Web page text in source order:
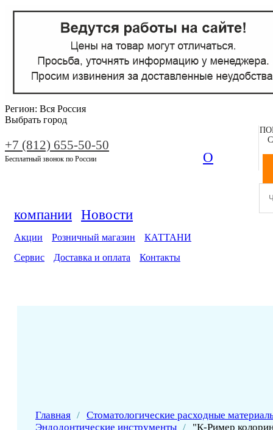
Регион: Вся Россия
Выбрать город
+7 (812) 655-50-50
Бесплатный звонок по России О
компании Новости
Акции Розничный магазин
КАТТАНИ
Сервис
Доставка и оплата Контакты
Главная / Стоматологические расходные
Эндодонтические инструменты /
"К-Ример